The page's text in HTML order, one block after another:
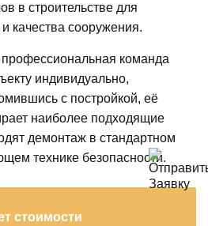
в строительстве для
качества сооружения.
команда
индивидуально,
с постройкой, её
наиболее подходящие
демонтаж в стандартном
технике безопасности.
стоимости